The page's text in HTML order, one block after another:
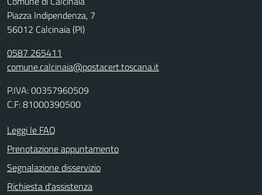
Piazza Indipendenza, 7
56012 Calcinaia (PI)
0587 265411
comune.calcinaia@postacert.toscana.it
P.IVA: 00357960509
C.F: 81000390500
Leggi le FAQ
Prenotazione appuntamento
Segnalazione disservizio
Richiesta d'assistenza